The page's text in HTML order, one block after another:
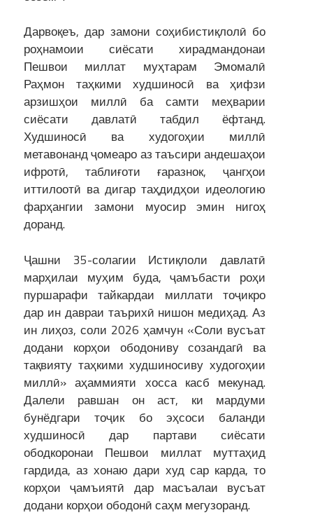
Дарвоқеъ, дар замони соҳибистиқлолӣ бо
роҳнамоии сиёсати хирадмандонаи
Пешвои миллат муҳтарам Эмомалӣ
Раҳмон таҳкими худшиносӣ ва ҳифзи
арзишҳои миллӣ ба самти меҳварии
сиёсати давлатӣ табдил ёфтанд.
Худшиносӣ ва худогоҳии миллӣ
метавонанд ҷомеаро аз таъсири андешаҳои
ифротӣ, таблиғоти ғаразнок, ҷангҳои
иттилоотӣ ва дигар таҳдидҳои идеологию
фарҳангии замони муосир эмин нигоҳ
доранд.
Ҷашни 35-солагии Истиқлоли давлатӣ
марҳилаи муҳим буда, ҷамъбасти роҳи
пуршарафи тайкардаи миллати тоҷикро
дар ин давраи таърихӣ нишон медиҳад. Аз
ин лиҳоз, соли 2026 ҳамчун «Соли вусъат
додани корҳои ободониву созандагӣ ва
тақвияту таҳкими худшиносиву худогоҳии
миллӣ» аҳаммияти хосса касб мекунад.
Далели равшан он аст, ки мардуми
бунёдгари тоҷик бо эҳсоси баланди
худшиносӣ дар партави сиёсати
ободкоронаи Пешвои миллат муттаҳид
гардида, аз хонаю дари худ сар карда, то
корҳои ҷамъиятӣ дар масъалаи вусъат
додани корҳои ободонӣ саҳм мегузоранд.